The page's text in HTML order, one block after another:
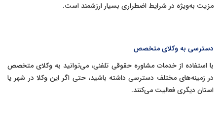
مزیت به‌ویژه در شرایط اضطراری بسیار ارزشمند است.
دسترسی به وکلای متخصص
با استفاده از خدمات مشاوره حقوقی تلفنی، می‌توانید به وکلای متخصص
در زمینه‌های مختلف دسترسی داشته باشید، حتی اگر این وکلا در شهر یا
استان دیگری فعالیت می‌کنند.